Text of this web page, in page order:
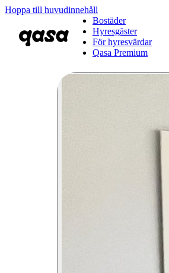
Hoppa till huvudinnehåll
Bostäder
Hyresgäster
För hyresvärdar
Qasa Premium